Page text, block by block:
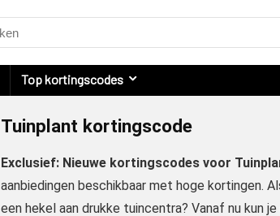
Top kortingscodes
Tuinplant kortingscode
Exclusief: Nieuwe kortingscodes voor
aanbiedingen beschikbaar met hoge kortingen.
een hekel aan drukke tuincentra? Vanaf nu kun